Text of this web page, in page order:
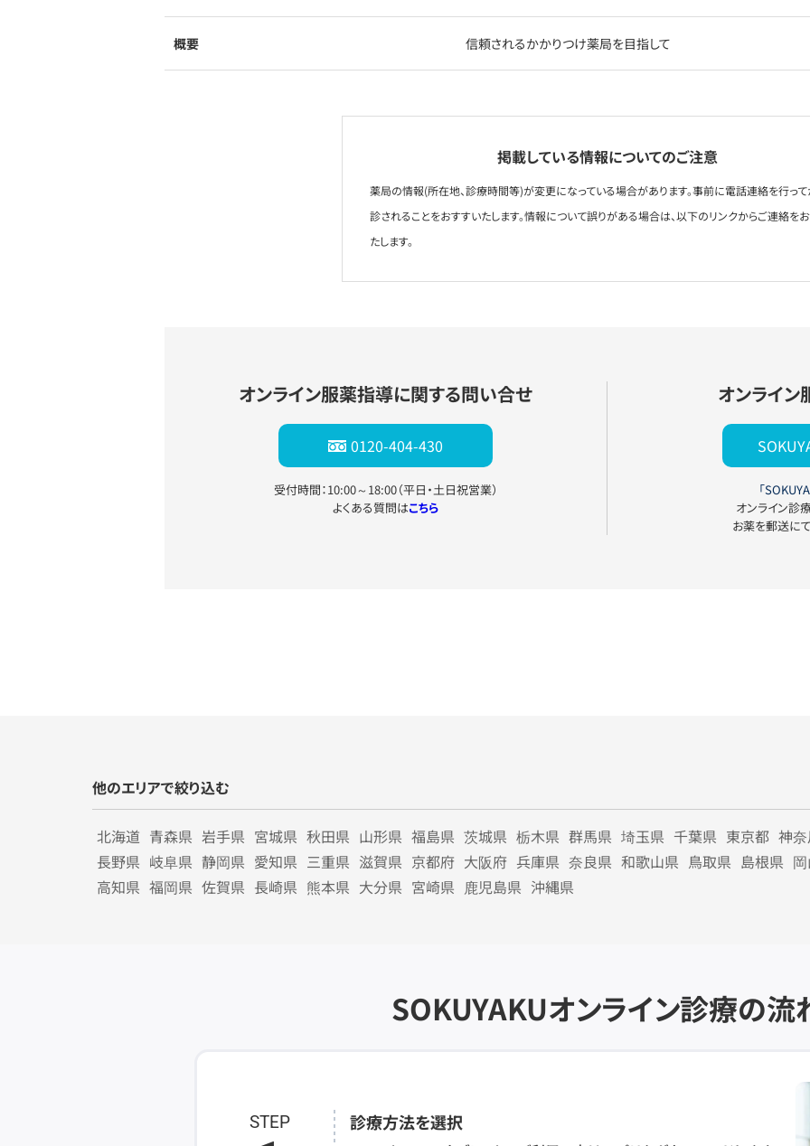
概要 信頼されるかかりつけ薬局を目指して
掲載している情報についてのご注意
薬局の情報(所在地、診療時間等)が変更になっている場合があります。事前に電話連絡を行っ
診されることをおすすいたします。情報について誤りがある場合は、以下のリンクからご連絡を
たします。
オンライン服薬指導に関する問い合せ
0120-404-430
受付時間：10:00～18:00（平日・土日祝営業）
よくある質問はこちら
オンライ
「
オンライン診
お薬を郵送に
他のエリアで絞り込む
北海道 青森県 岩手県 宮城県 秋田県 山形県 福島県 茨城県 栃木県 群馬県 埼玉県 千葉県 東京都 神
長野県 岐阜県 静岡県 愛知県 三重県 滋賀県 京都府 大阪府 兵庫県 奈良県 和歌山県 鳥取県 島根県
高知県 福岡県 佐賀県 長崎県 熊本県 大分県 宮崎県 鹿児島県 沖縄県
SOKUYAKUオンライン診療の流
STEP 診療方法を選択